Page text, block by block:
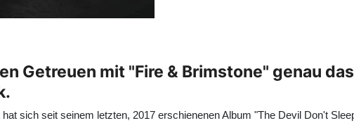
Getreuen mit "Fire & Brimstone" genau
sich seit seinem letzten, 2017 erschienenen Album "The Devil Don't